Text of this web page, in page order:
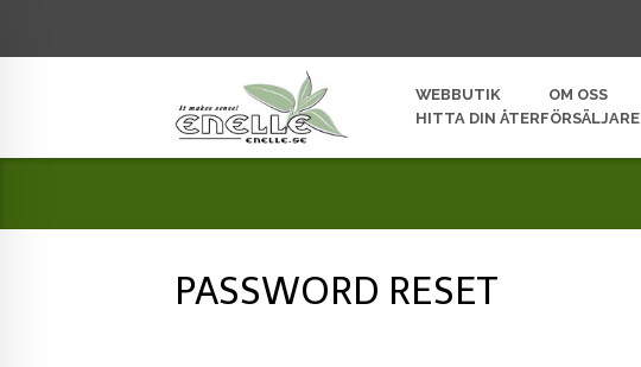
WEBBUTIK OM OSS
HITTA DIN ÅTERFÖRSÄLJARE
PASSWORD RESET